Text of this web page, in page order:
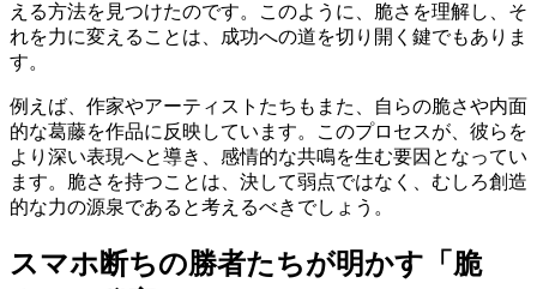
える方法を見つけたのです。このように、脆さを理解し、そ
れを力に変えることは、成功への道を切り開く鍵でもありま
す。
例えば、作家やアーティストたちもまた、自らの脆さや内面
的な葛藤を作品に反映しています。このプロセスが、彼らを
より深い表現へと導き、感情的な共鳴を生む要因となってい
ます。脆さを持つことは、決して弱点ではなく、むしろ創造
的な力の源泉であると考えるべきでしょう。
スマホ断ちの勝者たちが明かす「脆